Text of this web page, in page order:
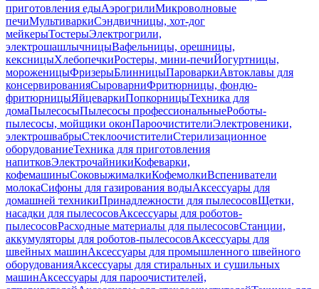
приготовления едыАэрогрилиМикроволновые
печиМультиваркиСэндвичницы, хот-дог
мейкерыТостерыЭлектрогрили,
электрошашлычницыВафельницы, орешницы,
кексницыХлебопечкиРостеры, мини-печиЙогуртницы,
мороженицыФризерыБлинницыПароваркиАвтоклавы для
консервированияСыроварниФритюрницы, фондю-
фритюрницыЯйцеваркиПопкорницыТехника для
домаПылесосыПылесосы профессиональныеРоботы-
пылесосы, мойщики оконПароочистителиЭлектровеники,
электрошвабрыСтеклоочистителиСтерилизационное
оборудованиеТехника для приготовления
напитковЭлектрочайникиКофеварки,
кофемашиныСоковыжималкиКофемолкиВспениватели
молокаСифоны для газирования водыАксессуары для
домашней техникиПринадлежности для пылесосовЩетки,
насадки для пылесосовАксессуары для роботов-
пылесосовРасходные материалы для пылесосовСтанции,
аккумуляторы для роботов-пылесосовАксессуары для
швейных машинАксессуары для промышленного швейного
оборудованияАксессуары для стиральных и сушильных
машинАксессуары для пароочистителей,